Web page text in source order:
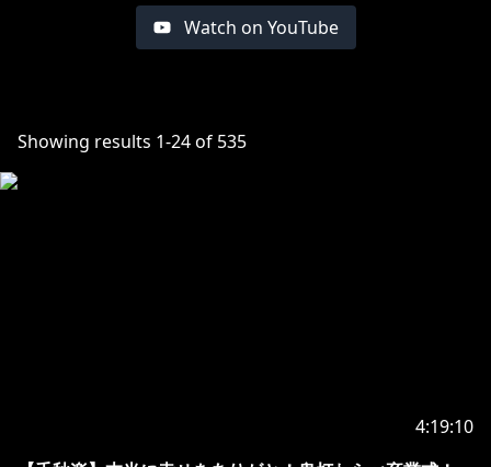
Watch on YouTube
Showing results 1-24of 535
4:19:10